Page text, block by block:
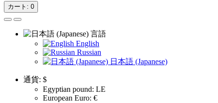
カート : 0
言語
English
Russian
日本語 (Japanese)
通貨: $
Egyptian pound: LE
European Euro: €